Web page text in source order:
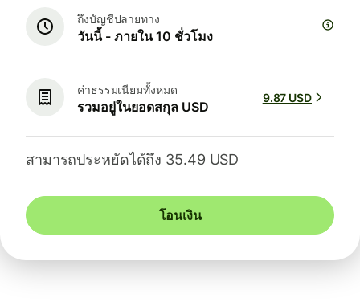
ถึงบัญชีปลายทาง
วันนี้ - ภายใน 10 ชั่วโมง
ค่าธรรมเนียมทั้งหมด
รวมอยู่ในยอดสกุล USD
9.87 USD
สามารถประหยัดได้ถึง 35.49 USD
โอนเงิน